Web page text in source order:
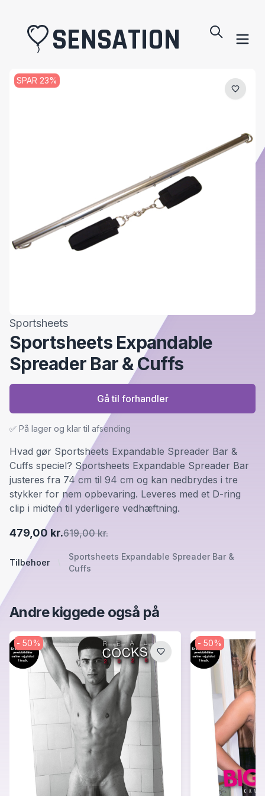
SENSATION
Sportsheets
Sportsheets Expandable
Spreader Bar & Cuffs
Tilbehoer
Sportsheets Expandable Spreader Bar &
Cuffs
479,00 kr.619,00 kr.
Hvad gør Sportsheets Expandable Spreader Bar &
Cuffs speciel? Sportsheets Expandable Spreader Bar
justeres fra 74 cm til 94 cm og kan nedbrydes i tre
stykker for nem opbevaring. Leveres med et D-ring
clip i midten til yderligere vedhæftning.
✅ På lager og klar til afsending
Gå til forhandler
SPAR 23%
Andre kiggede også på
- 50% - 50%